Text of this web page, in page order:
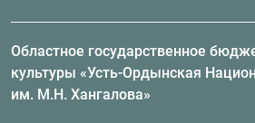
Областное государственное
культуры «Усть-Ордынская
им. М.Н. Хангалова»